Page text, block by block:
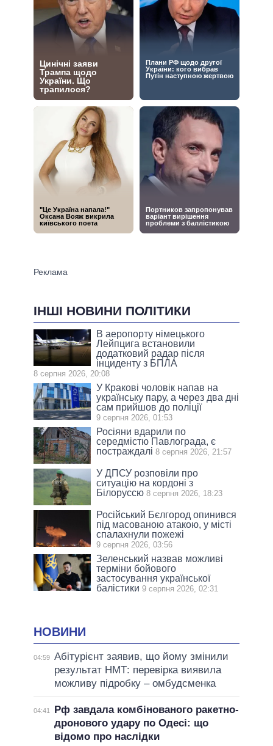
ІНШІ НОВИНИ ПОЛІТИКИ
В аеропорту німецького
Лейпцига встановили
додатковий радар після
інциденту з БПЛА
8 серпня 2026, 20:08
У Кракові чоловік напав на
українську пару, а через два дні
сам прийшов до поліції
9 серпня 2026, 01:53
Росіяни вдарили по
середмістю Павлограда, є
постраждалі 8 серпня 2026, 21:57
У ДПСУ розповіли про
ситуацію на кордоні з
Білоруссю 8 серпня 2026, 18:23
Російський Бєлгород опинився
під масованою атакою, у місті
спалахнули пожежі
9 серпня 2026, 03:56
Зеленський назвав можливі
терміни бойового
застосування української
балістики 9 серпня 2026, 02:31
НОВИНИ
04:59 Абітурієнт заявив, що йому змінили
результат НМТ: перевірка виявила
можливу підробку – омбудсменка
04:41
Рф завдала комбінованого ракетно-
дронового удару по Одесі: що
відомо про наслідки